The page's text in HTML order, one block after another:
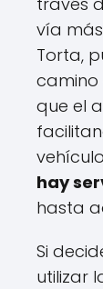
vía
Torta,
camino
que el
hay
hasta
Si
utilizar